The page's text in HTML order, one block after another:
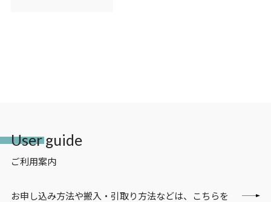
User guide
ご利用案内
お申し込み方法や搬入・引取り方法などは、こちらを